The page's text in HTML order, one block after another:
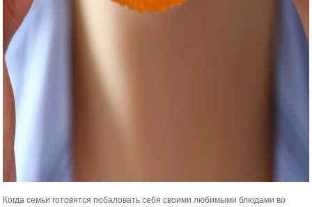
Когда семьи готовятся побаловать себя своими любимыми блюдами во